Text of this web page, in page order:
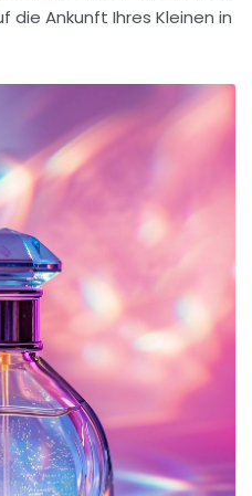
die Ankunft Ihres Kleinen in